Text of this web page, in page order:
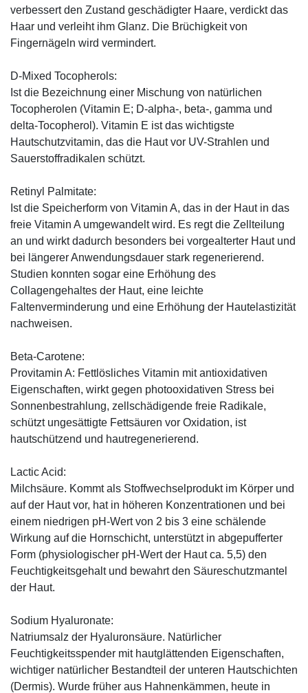
verbessert den Zustand geschädigter Haare, verdickt das
Haar und verleiht ihm Glanz. Die Brüchigkeit von
Fingernägeln wird vermindert.
D-Mixed Tocopherols:
Ist die Bezeichnung einer Mischung von natürlichen
Tocopherolen (Vitamin E; D-alpha-, beta-, gamma und
delta-Tocopherol). Vitamin E ist das wichtigste
Hautschutzvitamin, das die Haut vor UV-Strahlen und
Sauerstoffradikalen schützt.
Retinyl Palmitate:
Ist die Speicherform von Vitamin A, das in der Haut in das
freie Vitamin A umgewandelt wird. Es regt die Zellteilung
an und wirkt dadurch besonders bei vorgealterter Haut und
bei längerer Anwendungsdauer stark regenerierend.
Studien konnten sogar eine Erhöhung des
Collagengehaltes der Haut, eine leichte
Faltenverminderung und eine Erhöhung der Hautelastizität
nachweisen.
Beta-Carotene:
Provitamin A: Fettlösliches Vitamin mit antioxidativen
Eigenschaften, wirkt gegen photooxidativen Stress bei
Sonnenbestrahlung, zellschädigende freie Radikale,
schützt ungesättigte Fettsäuren vor Oxidation, ist
hautschützend und hautregenerierend.
Lactic Acid:
Milchsäure. Kommt als Stoffwechselprodukt im Körper und
auf der Haut vor, hat in höheren Konzentrationen und bei
einem niedrigen pH-Wert von 2 bis 3 eine schälende
Wirkung auf die Hornschicht, unterstützt in abgepufferter
Form (physiologischer pH-Wert der Haut ca. 5,5) den
Feuchtigkeitsgehalt und bewahrt den Säureschutzmantel
der Haut.
Sodium Hyaluronate:
Natriumsalz der Hyaluronsäure. Natürlicher
Feuchtigkeitsspender mit hautglättenden Eigenschaften,
wichtiger natürlicher Bestandteil der unteren Hautschichten
(Dermis). Wurde früher aus Hahnenkämmen, heute in